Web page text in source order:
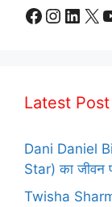
Facebook
X
Latest Post
Dani Daniel
Star) का जीवन
Twisha